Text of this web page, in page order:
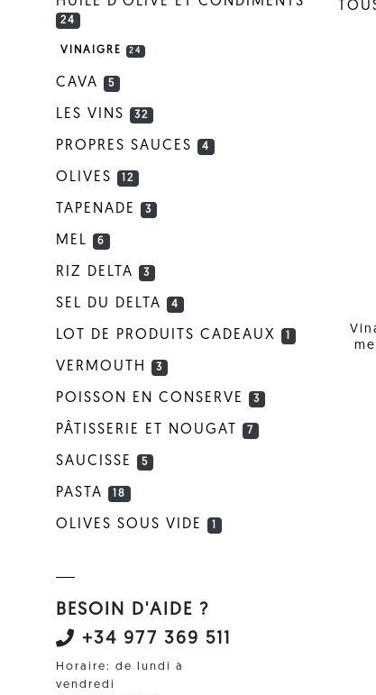
24
VINAIGRE 24
CAVA 5
LES VINS 32
PROPRES SAUCES 4
OLIVES 12
TAPENADE 3
MEL 6
RIZ DELTA 3
SEL DU DELTA 4
LOT DE PRODUITS CADEAUX 1
VERMOUTH 3
POISSON EN CONSERVE 3
PÂTISSERIE ET NOUGAT 7
SAUCISSE 5
PASTA 18
OLIVES SOUS VIDE 1
BESOIN D'AIDE ?
+34 977 369 511
Horaire: de lundi à
vendredi